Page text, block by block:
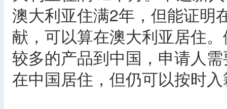
澳大利亚住满2年，但能证明
献，可以算在澳大利亚居住
较多的产品到中国，申请人
在中国居住，但仍可以按时